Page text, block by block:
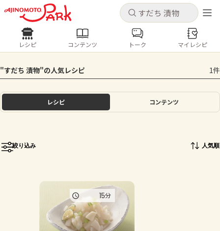
キャンセル
ログインするとレシピを保存できます
ログイン
ホーム
トーク
よくあるお問い合わせ
キャンセル
レシピ コンテンツ
人気の食材・レシピ
きゅうり なす トマト
とうもろこし
レシピ コンテンツ トーク マイレシピ
"すだち 漬物"の人気レシピ 1件
レシピ コンテンツ
絞り込み 人気順
15分